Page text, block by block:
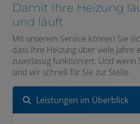
Damit Ihre Heizung
und läuft
Mit unserem Service können Sie
dass Ihre Heizung über viele Jahre
zuverlässig funktioniert. Und wenn
sind wir schnell für Sie zur Stelle.
Leistungen im Überblick